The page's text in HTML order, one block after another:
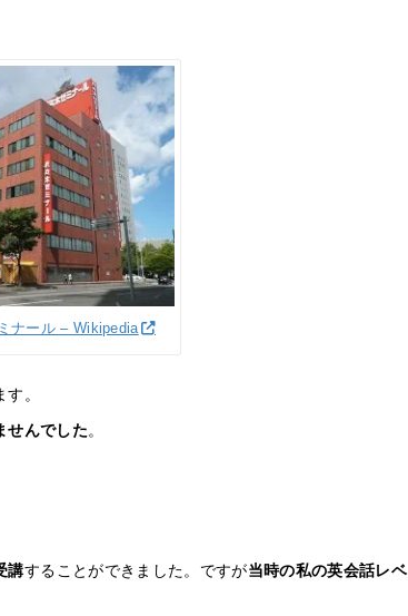
ナール – Wikipedia
。
せんでした 。
講することができました。ですが当時の私の英会話レベ